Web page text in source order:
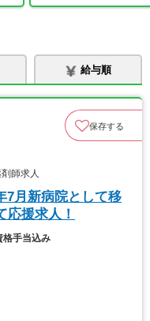
給与順
保存する
師求人
7月新病院として移
援求人！
格手当込み